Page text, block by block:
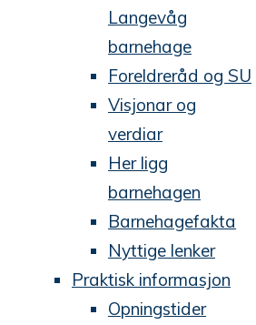
Langevåg
barnehage
Foreldreråd og SU
Visjonar og
verdiar
Her ligg
barnehagen
Barnehagefakta
Nyttige lenker
Praktisk informasjon
Opningstider